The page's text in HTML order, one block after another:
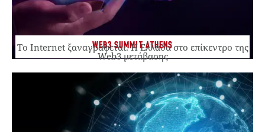
WEB3 SUMMIT ATHENS
Το Internet ξαναγράφεται. Η Ελλάδα στο επίκεντρο της
Web3 μετάβασης